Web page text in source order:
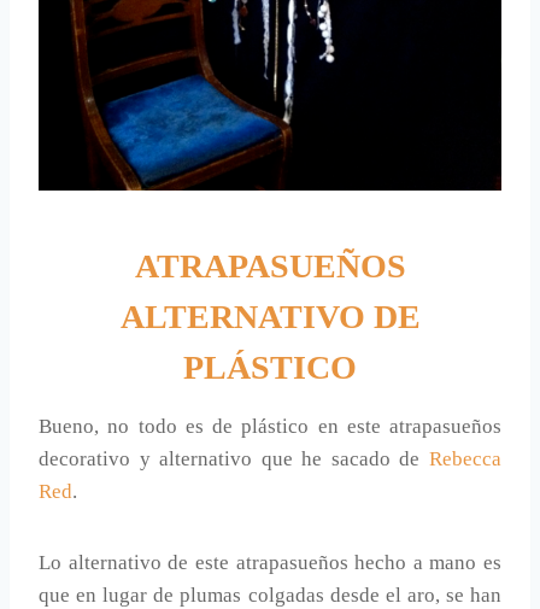
ATRAPASUEÑOS
ALTERNATIVO DE
PLÁSTICO
Bueno, no todo es de plástico en este atrapasueños
decorativo y alternativo que he sacado de Rebecca
Red.
Lo alternativo de este atrapasueños hecho a mano es
que en lugar de plumas colgadas desde el aro, se han